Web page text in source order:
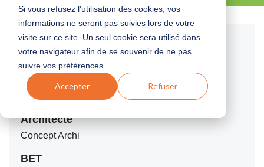
Si vous refusez l'utilisation des cookies, vos
informations ne seront pas suivies lors de votre
visite sur ce site. Un seul cookie sera utilisé dans
votre navigateur afin de se souvenir de ne pas
suivre vos préférences.
Accepter Refuser
Mission
Réhabilitation thermique par l’extérieur
Maître d’ouvrage
VILOGIA
Architecte
Concept Archi
BET